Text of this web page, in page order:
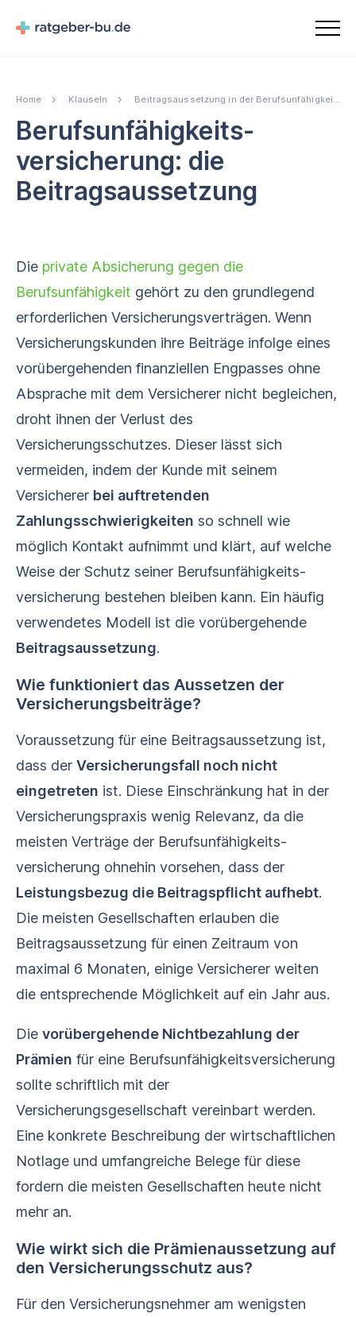
Home Klauseln Beitragsaussetzung in der Berufsunfähigkeitsversicherung
Berufs­unfähigkeits­
versicherung: die
Beitragsaussetzung
Die private Absicherung gegen die
Berufsunfähigkeit gehört zu den grundlegend
erforderlichen Versicherungsverträgen. Wenn
Versicherungskunden ihre Beiträge infolge eines
vorübergehenden finanziellen Engpasses ohne
Absprache mit dem Versicherer nicht begleichen,
droht ihnen der Verlust des
Versicherungsschutzes. Dieser lässt sich
vermeiden, indem der Kunde mit seinem
Versicherer bei auftretenden
Zahlungsschwierigkeiten so schnell wie
möglich Kontakt aufnimmt und klärt, auf welche
Weise der Schutz seiner Berufs­unfähigkeits­
versicherung bestehen bleiben kann. Ein häufig
verwendetes Modell ist die vorübergehende
Beitragsaussetzung.
Wie funktioniert das Aussetzen der
Versicherungsbeiträge?
Voraussetzung für eine Beitragsaussetzung ist,
dass der Versicherungsfall noch nicht
eingetreten ist. Diese Einschränkung hat in der
Versicherungspraxis wenig Relevanz, da die
meisten Verträge der Berufs­unfähigkeits­
versicherung ohnehin vorsehen, dass der
Leistungsbezug die Beitragspflicht aufhebt.
Die meisten Gesellschaften erlauben die
Beitragsaussetzung für einen Zeitraum von
maximal 6 Monaten, einige Versicherer weiten
die entsprechende Möglichkeit auf ein Jahr aus.
Die vorübergehende Nichtbezahlung der
Prämien für eine Berufs­unfähigkeits­versicherung
sollte schriftlich mit der
Versicherungsgesellschaft vereinbart werden.
Eine konkrete Beschreibung der wirtschaftlichen
Notlage und umfangreiche Belege für diese
fordern die meisten Gesellschaften heute nicht
mehr an.
Wie wirkt sich die Prämienaussetzung auf
den Versicherungsschutz aus?
Für den Versicherungsnehmer am wenigsten